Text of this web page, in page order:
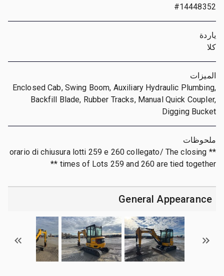
#14448352
ياردة
كلا
الميزات
Enclosed Cab, Swing Boom, Auxiliary Hydraulic Plumbing,
Backfill Blade, Rubber Tracks, Manual Quick Coupler,
Digging Bucket
ملحوظات
** orario di chiusura lotti 259 e 260 collegato/ The closing
times of Lots 259 and 260 are tied together **
General Appearance